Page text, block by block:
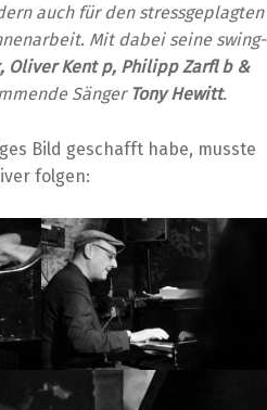
auch für den stressgeplagten
Mit dabei seine swing-
Oliver Kent p, Philipp Zarfl b &
Sänger Tony Hewitt.
Bild geschafft habe, musste
folgen: